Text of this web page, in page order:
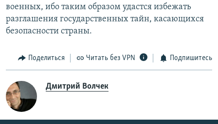
военных, ибо таким образом удастся избежать
разглашения государственных тайн, касающихся
безопасности страны.
Поделиться Читать без VPN Подпишитесь
Дмитрий Волчек